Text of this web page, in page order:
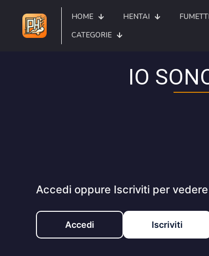
HOME HENTAI FUMETTI
CATEGORIE
IO
Accedi oppure Iscriviti per
Accedi Iscriviti